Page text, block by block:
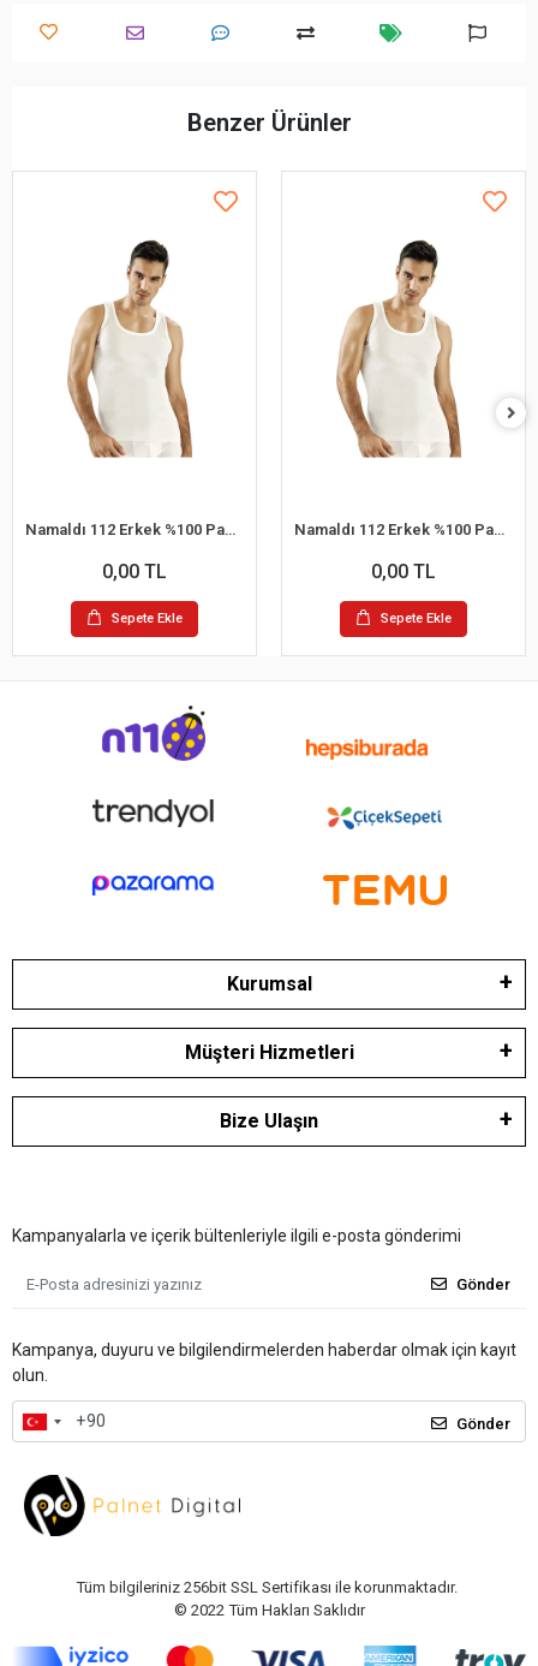
Benzer Ürünler
Namaldı 112 Erkek %100 Pamuk Atlet L 6'lı Paket
0,00 TL
Sepete Ekle
Namaldı 112 Erkek %100 Pamuk Atlet S 6'lı Paket
0,00 TL
Sepete Ekle
Kurumsal
Müşteri Hizmetleri
Bize Ulaşın
Kampanyalarla ve içerik bültenleriyle ilgili e-posta gönderimi
Gönder
Kampanya, duyuru ve bilgilendirmelerden haberdar olmak için kayıt
olun.
Gönder
Tüm bilgileriniz 256bit SSL Sertifikası ile korunmaktadır.
© 2022 Tüm Hakları Saklıdır